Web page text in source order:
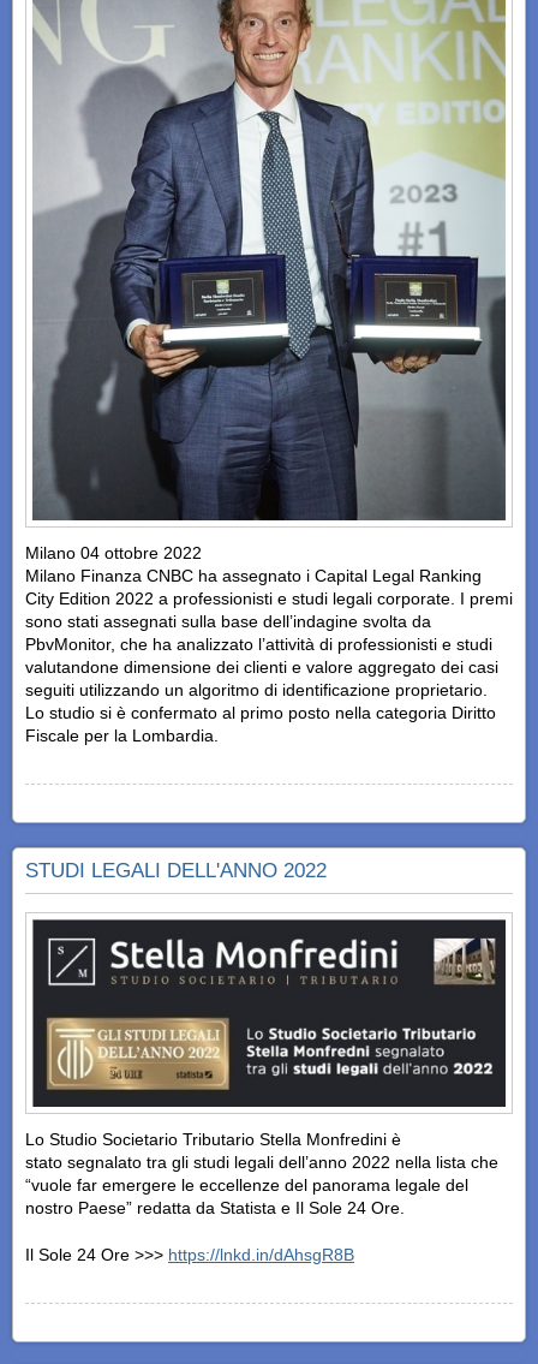
Milano 04 ottobre 2022
Milano Finanza CNBC ha assegnato i Capital Legal Ranking
City Edition 2022 a professionisti e studi legali corporate. I premi
sono stati assegnati sulla base dell’indagine svolta da
PbvMonitor, che ha analizzato l’attività di professionisti e studi
valutandone dimensione dei clienti e valore aggregato dei casi
seguiti utilizzando un algoritmo di identificazione proprietario.
Lo studio si è confermato al primo posto nella categoria Diritto
Fiscale per la Lombardia.
STUDI LEGALI DELL'ANNO 2022
Lo Studio Societario Tributario Stella Monfredini è
stato segnalato tra gli studi legali dell’anno 2022 nella lista che
“vuole far emergere le eccellenze del panorama legale del
nostro Paese” redatta da Statista e Il Sole 24 Ore.
Il Sole 24 Ore >>> https://lnkd.in/dAhsgR8B